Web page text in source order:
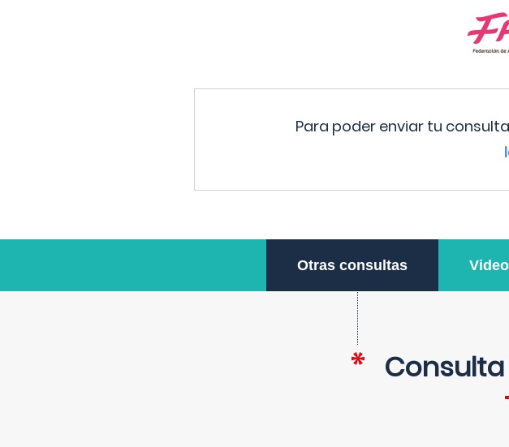
Para poder enviar tu
Otras consultas